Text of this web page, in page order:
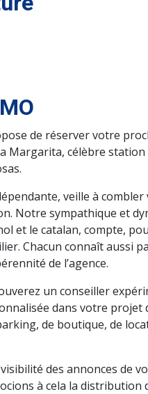
de réserver votre
Margarita, célèbre
veille à
Notre sympathique et
et le catalan, compte,
Chacun connaît
de l’agence.
un conseiller
dans votre projet
de boutique, de
des annonces de
à cela la distribution